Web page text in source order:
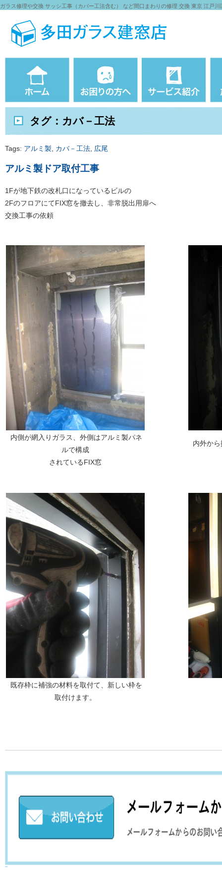
ガラス修理や交換 サッシ工事（カバー工法含む） など間口まわりの修理 交換 東京 江戸川
タグ：カバ－工法
Tags: アルミ製 カバ－工法 広尾
アルミ製ドア取付工事
1Fが地下鉄の改札口になっているビルの
2FのフロアにてFIX窓を撤去し、非常脱出用扉へ
交換工事の依頼
内側が網入りガラス、外側はアルミ製パネ
ルで構成
されているFIX窓
内外か
既存枠に補強の材料を取付て、新しい枠を
取付けます。